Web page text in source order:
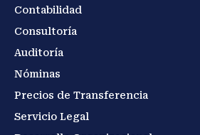
Contabilidad
Consultoría
Auditoría
Nóminas
Precios de Transferencia
Servicio Legal